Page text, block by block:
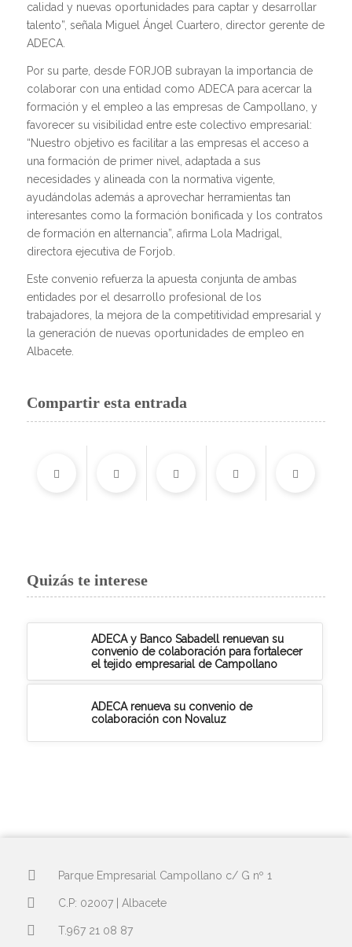
calidad y nuevas oportunidades para captar y desarrollar
talento”, señala Miguel Ángel Cuartero, director gerente de
ADECA.
Por su parte, desde FORJOB subrayan la importancia de
colaborar con una entidad como ADECA para acercar la
formación y el empleo a las empresas de Campollano, y
favorecer su visibilidad entre este colectivo empresarial:
“Nuestro objetivo es facilitar a las empresas el acceso a
una formación de primer nivel, adaptada a sus
necesidades y alineada con la normativa vigente,
ayudándolas además a aprovechar herramientas tan
interesantes como la formación bonificada y los contratos
de formación en alternancia”, afirma Lola Madrigal,
directora ejecutiva de Forjob.
Este convenio refuerza la apuesta conjunta de ambas
entidades por el desarrollo profesional de los
trabajadores, la mejora de la competitividad empresarial y
la generación de nuevas oportunidades de empleo en
Albacete.
Compartir esta entrada
Quizás te interese
ADECA y Banco Sabadell renuevan su
convenio de colaboración para fortalecer
el tejido empresarial de Campollano
ADECA renueva su convenio de
colaboración con Novaluz
Parque Empresarial Campollano c/ G nº 1
C.P: 02007 | Albacete
T.967 21 08 87